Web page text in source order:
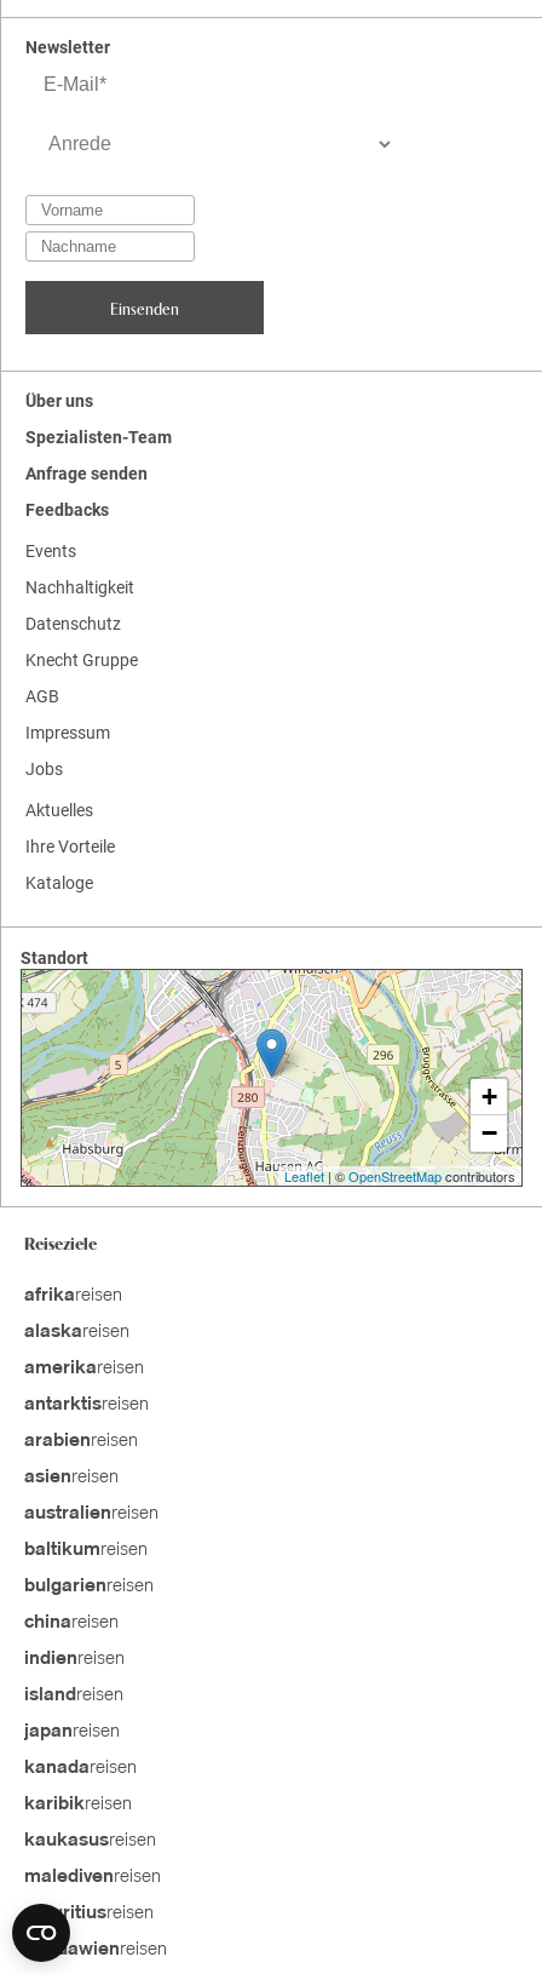
Newsletter
Über uns
Spezialisten-Team
Anfrage senden
Feedbacks
Events
Nachhaltigkeit
Datenschutz
Knecht Gruppe
AGB
Impressum
Jobs
Aktuelles
Ihre Vorteile
Kataloge
Standort
+
−
Leaflet| ©OpenStreetMapcontributors
Reiseziele
afrikareisen
alaskareisen
amerikareisen
antarktisreisen
arabienreisen
asienreisen
australienreisen
baltikumreisen
bulgarienreisen
chinareisen
indienreisen
island reisen
japanreisen
kanadareisen
karibikreisen
kaukasusreisen
maledivenreisen
mauritiusreisen
moldawienreisen